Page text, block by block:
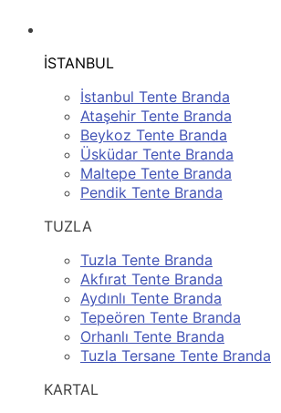
İSTANBUL
İstanbul Tente Branda
Ataşehir Tente Branda
Beykoz Tente Branda
Üsküdar Tente Branda
Maltepe Tente Branda
Pendik Tente Branda
TUZLA
Tuzla Tente Branda
Akfırat Tente Branda
Aydınlı Tente Branda
Tepeören Tente Branda
Orhanlı Tente Branda
Tuzla Tersane Tente Branda
KARTAL